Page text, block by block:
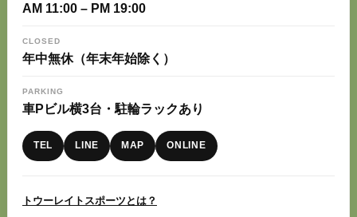
AM 11:00 – PM 19:00
CLOSED
年中無休（年末年始除く）
PARKING
車Pビル横3台・駐輪ラックあり
TEL LINE MAP ONLINE
トウーレイトスポーツとは？